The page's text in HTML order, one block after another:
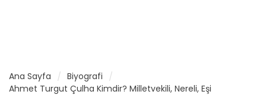
Ana Sayfa
Biyografi
Ahmet Turgut Çulha Kimdir? Milletvekili, Nereli, Eşi